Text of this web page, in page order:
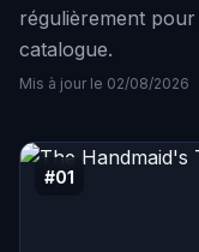
régulièrement
catalogue.
Mis à jour le 02/08/2026
#01